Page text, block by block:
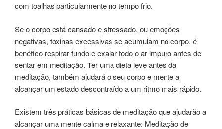
com toalhas particularmente no tempo frio.
Se o corpo está cansado e stressado, ou emoções
negativas, toxinas excessivas se acumulam no corpo, é
benéfico respirar fundo e exalar todo o ar impuro antes de
sentar em meditação. Ter uma dieta leve antes da
meditação, também ajudará o seu corpo e mente a
alcançar um estado descontraído a um ritmo mais rápido.
Existem três práticas básicas de meditação que ajudarão a
alcançar uma mente calma e relaxante: Meditação de